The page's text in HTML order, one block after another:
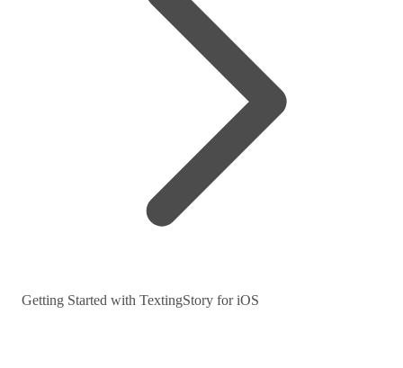
Getting Started with TextingStory for iOS